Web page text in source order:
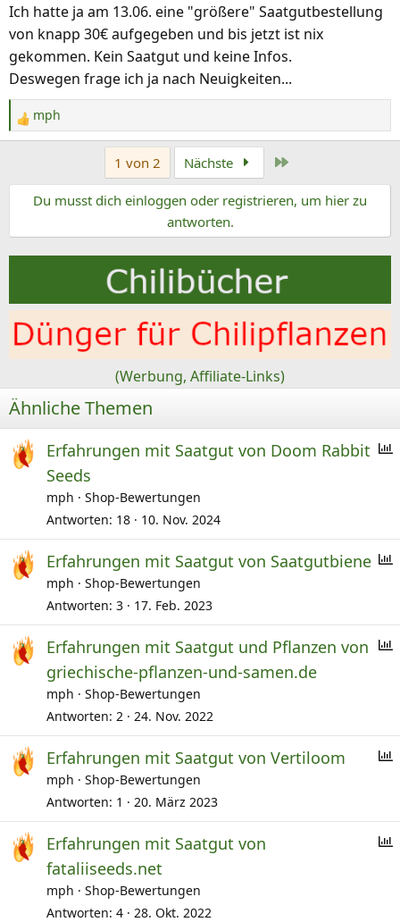
Ich hatte ja am 13.06. eine "größere" Saatgutbestellung
von knapp 30€ aufgegeben und bis jetzt ist nix
gekommen. Kein Saatgut und keine Infos.
Deswegen frage ich ja nach Neuigkeiten...
R
e
k
o
n
n
:
mph
1 von 2 Nächste
Du musst dich einloggen oder registrieren, um hier zu
antworten.
(Werbung, Affiliate-Links)
Ähnliche Themen
a
g
Erfahrungen mit Saatgut von Doom Rabbit
Seeds
mph
Shop-Bewertungen
Antworten 18 10. Nov. 2024
r
a
Erfahrungen mit Saatgut von Saatgutbiene
mph
Shop-Bewertungen
Antworten 3 17. Feb. 2023
a
g
Erfahrungen mit Saatgut und Pflanzen von
griechische-pflanzen-und-samen.de
mph
Shop-Bewertungen
Antworten 2 24. Nov. 2022
r
a
Erfahrungen mit Saatgut von Vertiloom
mph
Shop-Bewertungen
Antworten 1 20. März 2023
Erfahrungen mit Saatgut von
fataliiseeds.net
mph
Shop-Bewertungen
Antworten 4 28. Okt. 2022